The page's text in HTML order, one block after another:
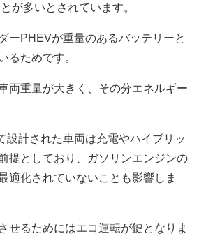
が多いとされています。
ーPHEVが重量のあるバッテリーと
るためです。
両重量が大きく、その分エネルギー
設計された車両は充電やハイブリッ
提としており、ガソリンエンジンの
適化されていないことも影響しま
せるためにはエコ運転が鍵となりま